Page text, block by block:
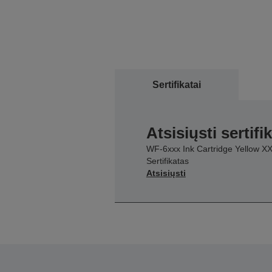
Sertifikatai
Atsisiųsti
WF-6xxx Ink Cartridge Yellow
Sertifikatas
Atsisiųsti